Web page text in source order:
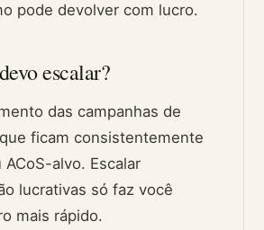
pode devolver com lucro.
escalar?
das campanhas de
ficam consistentemente
alvo. Escalar
lucrativas só faz você
mais rápido.